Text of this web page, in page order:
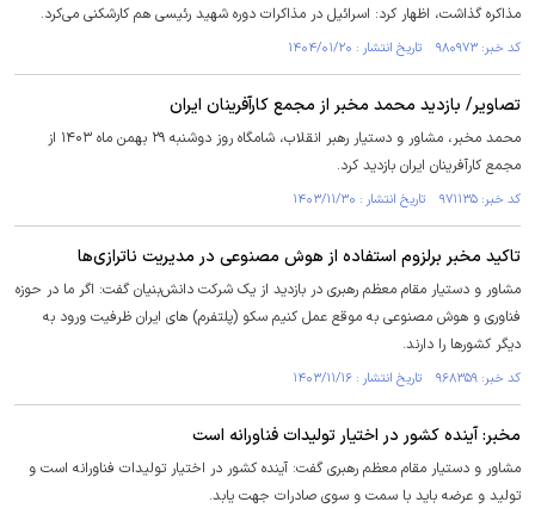
مذاکره گذاشت، اظهار کرد: اسرائیل در مذاکرات دوره شهید رئیسی هم کارشکنی می‌کرد.
کد خبر: ۹۸۰۹۷۳ تاریخ انتشار : ۱۴۰۴/۰۱/۲۰
تصاویر/ بازدید محمد مخبر از مجمع کارآفرینان ایران
محمد مخبر، مشاور و دستیار رهبر انقلاب، شامگاه روز دوشنبه ۲۹ بهمن ماه ۱۴۰۳ از
مجمع کارآفرینان ایران بازدید کرد.
کد خبر: ۹۷۱۱۳۵ تاریخ انتشار : ۱۴۰۳/۱۱/۳۰
تاکید مخبر برلزوم استفاده از هوش مصنوعی در مدیریت ناترازی‌ها
مشاور و دستیار مقام معظم رهبری در بازدید از یک شرکت دانش‌بنیان گفت: اگر ما در حوزه
فناوری و هوش مصنوعی به موقع عمل کنیم سکو (پلتفرم) های ایران ظرفیت ورود به
دیگر کشورها را دارند.
کد خبر: ۹۶۸۳۵۹ تاریخ انتشار : ۱۴۰۳/۱۱/۱۶
مخبر: آینده کشور در اختیار تولیدات فناورانه است
مشاور و دستیار مقام معظم رهبری گفت: آینده کشور در اختیار تولیدات فناورانه است و
تولید و عرضه باید با سمت و سوی صادرات جهت یابد.